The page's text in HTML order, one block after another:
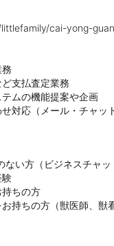
cai-yong-
支払査定業務
ムの機能提案や企画
せ対応（メール・チャ
ない方（ビジネスチャ
験
持ちの方
持ちの方（獣医師、獣